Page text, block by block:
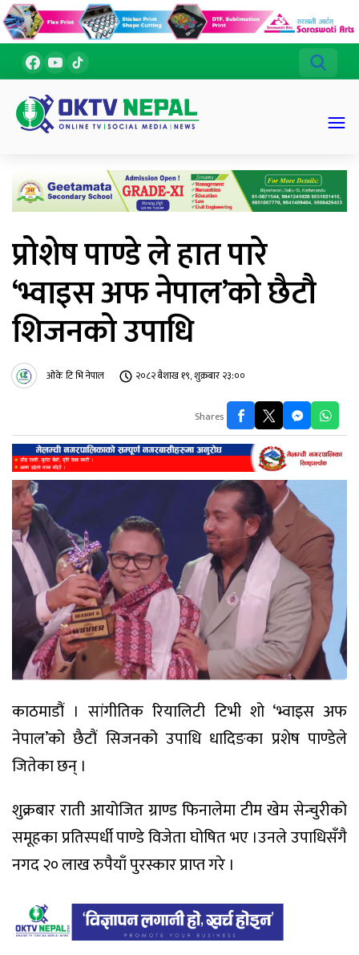
प्रोशेष पाण्डे ले हात पारे
‘भ्वाइस अफ नेपाल’को छैटौ
शिजनको उपाधि
ओके टि भि नेपाल २०८२ बैशाख १९, शुक्रबार २३:००
Shares
काठमाडौं । सांगीतिक रियालिटी टिभी शो ‘भ्वाइस अफ
नेपाल’को छैटौं सिजनको उपाधि धादिङका प्रशेष पाण्डेले
जितेका छन् ।
शुक्रबार राती आयोजित ग्राण्ड फिनालेमा टीम खेम सेन्चुरीको
समूहका प्रतिस्पर्धी पाण्डे विजेता घोषित भए ।उनले उपाधिसँगै
नगद २० लाख रुपैयाँ पुरस्कार प्राप्त गरे ।